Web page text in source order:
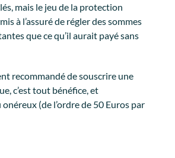
mais le jeu de la protection
à l’assuré de régler des sommes
que ce qu’il aurait payé sans
recommandé de souscrire une
c’est tout bénéfice, et
(de l’ordre de 50 Euros par